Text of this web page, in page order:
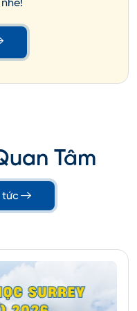
quả học bổng
cái tên khác là học
tài chính được cấp
Tâm
tức